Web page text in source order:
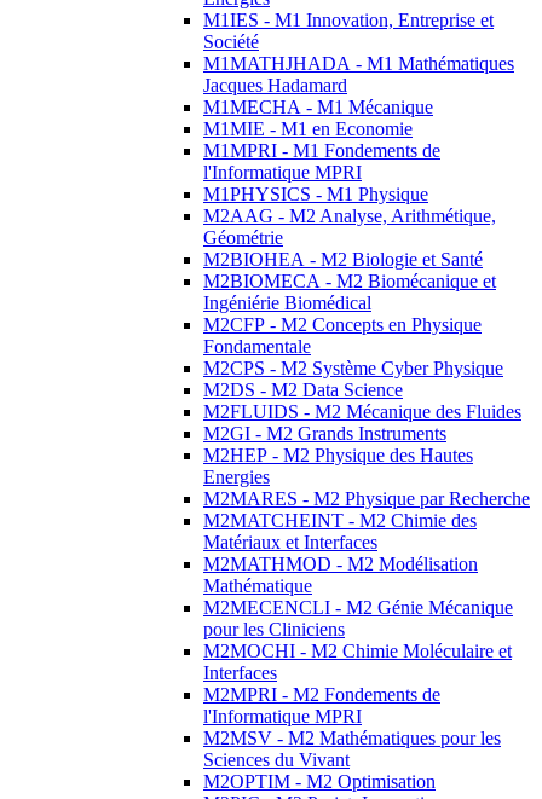
M1IES - M1 Innovation, Entreprise et
Société
M1MATHJHADA - M1 Mathématiques
Jacques Hadamard
M1MECHA - M1 Mécanique
M1MIE - M1 en Economie
M1MPRI - M1 Fondements de
l'Informatique MPRI
M1PHYSICS - M1 Physique
M2AAG - M2 Analyse, Arithmétique,
Géométrie
M2BIOHEA - M2 Biologie et Santé
M2BIOMECA - M2 Biomécanique et
Ingéniérie Biomédical
M2CFP - M2 Concepts en Physique
Fondamentale
M2CPS - M2 Système Cyber Physique
M2DS - M2 Data Science
M2FLUIDS - M2 Mécanique des Fluides
M2GI - M2 Grands Instruments
M2HEP - M2 Physique des Hautes
Energies
M2MARES - M2 Physique par Recherche
M2MATCHEINT - M2 Chimie des
Matériaux et Interfaces
M2MATHMOD - M2 Modélisation
Mathématique
M2MECENCLI - M2 Génie Mécanique
pour les Cliniciens
M2MOCHI - M2 Chimie Moléculaire et
Interfaces
M2MPRI - M2 Fondements de
l'Informatique MPRI
M2MSV - M2 Mathématiques pour les
Sciences du Vivant
M2OPTIM - M2 Optimisation